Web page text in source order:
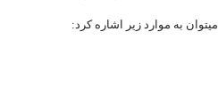
به موارد زیر اشاره کرد: